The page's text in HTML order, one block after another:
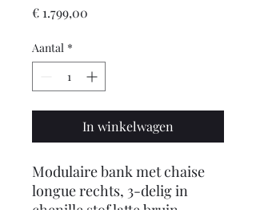
€ 1.799,00
Aantal *
In winkelwagen
Modulaire bank met chaise
longue rechts, 3-delig in
chenille stof latte bruin.